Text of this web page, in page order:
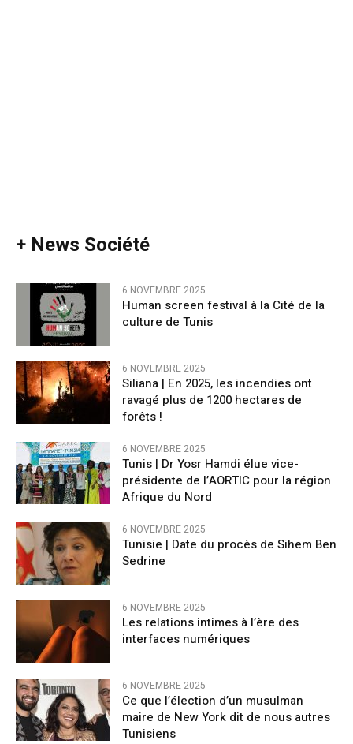
+ News Société
6 NOVEMBRE 2025
Human screen festival à la Cité de la
culture de Tunis
6 NOVEMBRE 2025
Siliana | En 2025, les incendies ont
ravagé plus de 1200 hectares de
forêts !
6 NOVEMBRE 2025
Tunis | Dr Yosr Hamdi élue vice-
présidente de l’AORTIC pour la région
Afrique du Nord
6 NOVEMBRE 2025
Tunisie | Date du procès de Sihem Ben
Sedrine
6 NOVEMBRE 2025
Les relations intimes à l’ère des
interfaces numériques
6 NOVEMBRE 2025
Ce que l’élection d’un musulman
maire de New York dit de nous autres
Tunisiens